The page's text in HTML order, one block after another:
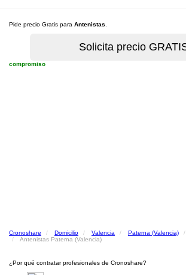
Pide precio Gratis para Antenistas
compromiso
Cronoshare Domicilio Valencia Paterna (Valencia)
Antenistas Paterna (Valencia)
¿Por qué contratar profesionales de Cronoshare?